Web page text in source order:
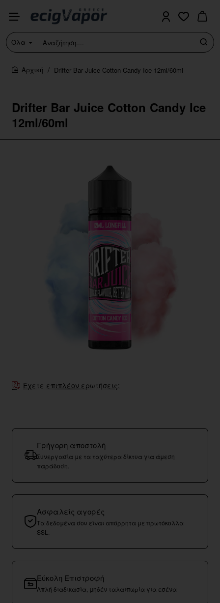
Όλα
Αναζήτηση....
Drifter Bar Juice Cotton Candy Ice
12ml/60ml
home
Drifter Bar Juice Cotton Candy Ice 12ml/60ml
Έχετε επιπλέον ερωτήσεις;
Γρήγορη αποστολή
Συνεργασία με τα ταχύτερα δίκτυα για άμεση
παράδοση.
Ασφαλείς αγορές
Τα δεδομένα σου είναι απόρρητα με πρωτόκολλα
SSL.
Εύκολη Επιστροφή
Απλή διαδικασία, μηδέν ταλαιπωρία για εσένα